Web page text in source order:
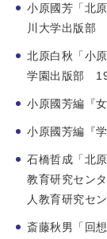
小原國芳「北
川大学出版部
北原白秋「小
学園出版部
小原國芳編『
小原國芳編『
石橋哲成「北
教育研究セン
人教育研究セ
斎藤秋男「回